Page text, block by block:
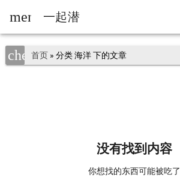
menu 一起潜
chevron_right
首页» 分类 海洋 下的文章
没有找到内容
你想找的东西可能被吃了